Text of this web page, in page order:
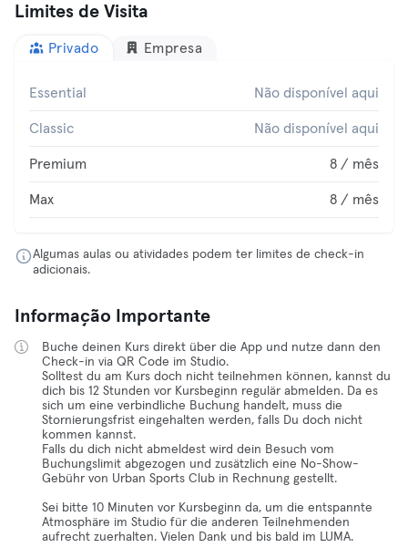
Limites de Visita
Privado Empresa
Essential Não disponível aqui
Classic Não disponível aqui
Premium 8 / mês
Max 8 / mês
Algumas aulas ou atividades podem ter limites de check-in
adicionais.
Informação Importante
Buche deinen Kurs direkt über die App und nutze dann den
Check-in via QR Code im Studio.
Solltest du am Kurs doch nicht teilnehmen können, kannst du
dich bis 12 Stunden vor Kursbeginn regulär abmelden. Da es
sich um eine verbindliche Buchung handelt, muss die
Stornierungsfrist eingehalten werden, falls Du doch nicht
kommen kannst.
Falls du dich nicht abmeldest wird dein Besuch vom
Buchungslimit abgezogen und zusätzlich eine No-Show-
Gebühr von Urban Sports Club in Rechnung gestellt.
Sei bitte 10 Minuten vor Kursbeginn da, um die entspannte
Atmosphäre im Studio für die anderen Teilnehmenden
aufrecht zuerhalten. Vielen Dank und bis bald im LUMA.